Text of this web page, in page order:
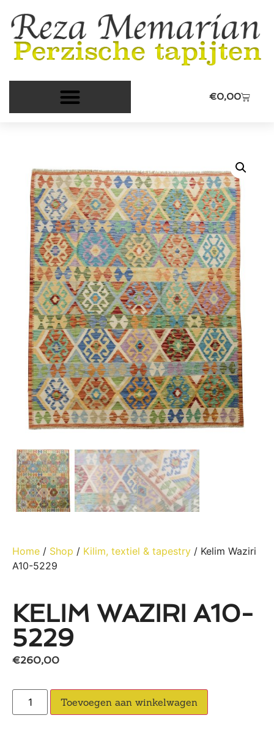
€0,00
Home / Shop / Kilim, textiel & tapestry / Kelim Waziri
A10-5229
KELIM WAZIRI A10-
5229
€260,00
Toevoegen aan winkelwagen